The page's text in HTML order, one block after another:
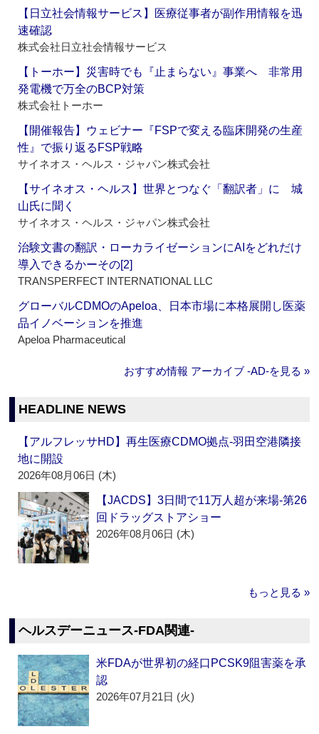
【日立社会情報サービス】医療従事者が副作用情報を迅
速確認
株式会社日立社会情報サービス
【トーホー】災害時でも『止まらない』事業へ 非常用
発電機で万全のBCP対策
株式会社トーホー
【開催報告】ウェビナー『FSPで変える臨床開発の生産
性』で振り返るFSP戦略
サイネオス・ヘルス・ジャパン株式会社
【サイネオス・ヘルス】世界とつなぐ「翻訳者」に 城
山氏に聞く
サイネオス・ヘルス・ジャパン株式会社
治験文書の翻訳・ローカライゼーションにAIをどれだけ
導入できるかーその[2]
TRANSPERFECT INTERNATIONAL LLC
グローバルCDMOのApeloa、日本市場に本格展開し医薬
品イノベーションを推進
Apeloa Pharmaceutical
おすすめ情報 アーカイブ ‐AD‐を見る »
HEADLINE NEWS
【アルフレッサHD】再生医療CDMO拠点‐羽田空港隣接
地に開設
2026年08月06日 (木)
【JACDS】3日間で11万人超が来場‐第26
回ドラッグストアショー
2026年08月06日 (木)
もっと見る »
ヘルスデーニュース‐FDA関連‐
米FDAが世界初の経口PCSK9阻害薬を承
認
2026年07月21日 (火)